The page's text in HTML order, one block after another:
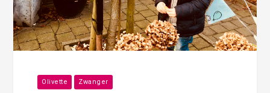
Olivette Zwanger